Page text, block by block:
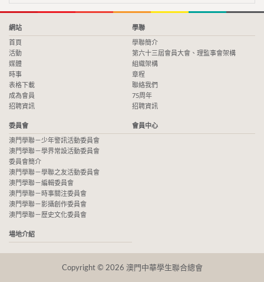
網站
首頁
活動
媒體
時事
表格下載
成為會員
招聘資訊
學聯
學聯簡介
第六十三屆會員大會、理監事會架構
組織架構
章程
聯絡我們
75周年
招聘資訊
委員會
澳門學聯－少年警訊活動委員會
澳門學聯－學界常設活動委員會
委員會簡介
澳門學聯－學聯之友活動委員會
澳門學聯－編輯委員會
澳門學聯－時事關注委員會
澳門學聯－影攝創作委員會
澳門學聯－歷史文化委員會
會員中心
場地介紹
Copyright © 2026 澳門中華學生聯合總會